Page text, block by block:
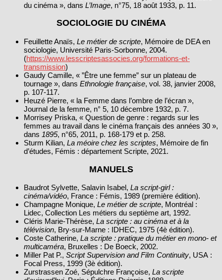
du cinéma », dans L’Image, n°75, 18 août 1933, p. 11.
SOCIOLOGIE DU CINÉMA
Feuillette Anaïs, Le métier de scripte, Mémoire de DEA en
sociologie, Université Paris‑Sorbonne, 2004.
(https://www.lesscriptesassocies.org/formations-et-
transmission)
Gaudy Camille, « ”Être une femme” sur un plateau de
tournage », dans Ethnologie française, vol. 38, janvier 2008,
p. 107‑117.
Heuzé Pierre, « la Femme dans l’ombre de l’écran »,
Journal de la femme, n° 5, 10 décembre 1932, p. 7.
Morrisey Priska, « Question de genre : regards sur les
femmes au travail dans le cinéma français des années 30 »,
dans 1895, n°65, 2011, p. 168‑179 et p. 258.
Sturm Kilian, La méoire chez les scriptes, Mémoire de fin
d’études, Fémis : département Scripte, 2021.
MANUELS
Baudrot Sylvette, Salavin Isabel, La script‑girl :
cinéma/vidéo, France : Fémis, 1989 (première édition).
Champagne Monique, Le métier de scripte, Montréal :
Lidec, Collection Les métiers du septième art, 1992.
Cléris Marie-Thérèse, La scripte : au cinéma et à la
télévision, Bry‑sur‑Marne : IDHEC, 1975 (4è édition).
Coste Catherine, La scripte : pratique du métier en mono‑ et
multicaméra, Bruxelles : De Boeck, 2002.
Miller Pat P., Script Supervision and Film Continuity, USA :
Focal Press, 1999 (3è édition).
Zurstrassen Zoé, Sépulchre Françoise, La scripte